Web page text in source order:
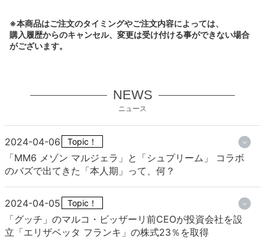
※本商品はご注文のタイミングやご注文内容によっては、
購入履歴からのキャンセル、変更は受け付ける事ができない場合
がございます。
NEWS
ニュース
2024-04-06 Topic！
「MM6 メゾン マルジェラ」と「シュプリーム」 コラボ
のバズで出てきた「本人期」って、何？
2024-04-05 Topic！
「グッチ」のマルコ・ビッザーリ前CEOが投資会社を設
立「エリザベッタ フランキ」の株式23％を取得